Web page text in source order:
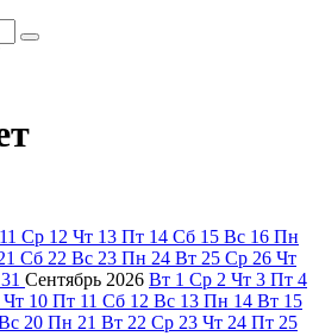
11 Ср 12 Чт 13 Пт 14 Сб 15 Вс 16 Пн
Сб 22 Вс 23 Пн 24 Вт 25 Ср 26 Чт
31 Сентябрь 2026 Вт 1 Ср 2 Чт 3 Пт 4
Чт 10 Пт 11 Сб 12 Вс 13 Пн 14 Вт 15
20 Пн 21 Вт 22 Ср 23 Чт 24 Пт 25